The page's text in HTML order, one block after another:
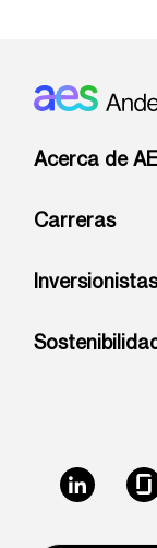
Footer: Andes
Acerca de
Carreras
Inversionistas
LinkedIn